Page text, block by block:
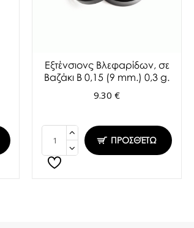
Εξτένσιονς Βλεφαρίδων, σε
Βαζάκι Β 0,15 (9 mm.) 0,3 g.
9.30 €
ΠΡΟΣΘΈΤΩ